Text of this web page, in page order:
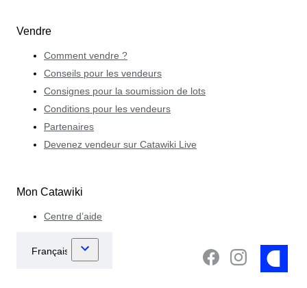
Vendre
Comment vendre ?
Conseils pour les vendeurs
Consignes pour la soumission de lots
Conditions pour les vendeurs
Partenaires
Devenez vendeur sur Catawiki Live
Mon Catawiki
Centre d’aide